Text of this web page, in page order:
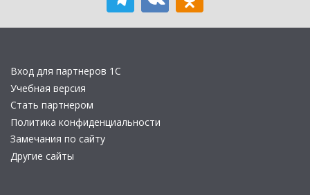
Вход для партнеров 1С
Учебная версия
Стать партнером
Политика конфиденциальности
Замечания по сайту
Другие сайты